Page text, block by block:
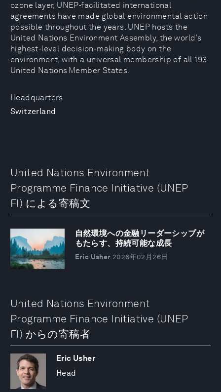
Headquarters
Switzerland
ozone layer, UNEP-facilitated international
agreements have made global environmental action
possible throughout the years. UNEP hosts the
United Nations Environment Assembly, the world’s
highest-level decision-making body on the
environment, with a universal membership of all 193
United Nations Member States.
United Nations Environment
Programme Finance Initiative (UNEP
FI) による寄稿文
自然環境への金融リーダーシップが
もたらす、持続可能な成長
Eric Usher 2026年02月26日
United Nations Environment
Programme Finance Initiative (UNEP
FI) からの寄稿者
Eric Usher
Head